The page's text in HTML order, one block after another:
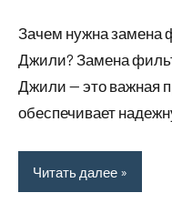
Зачем нужна замена
Джили? Замена
Джили — это важная
обеспечивает
Читать далее